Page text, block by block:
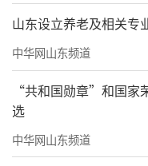
《舞
山东设立养老及相关专
中华网山东频道
“共和国勋章”和国家
选
中华网山东频道